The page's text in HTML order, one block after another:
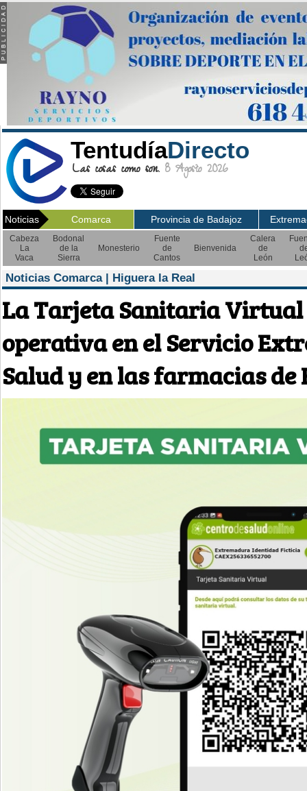
TentudíaDirecto
Las cosas como son. 8 Agosto 2026
Noticias Comarca Provincia de Badajoz
Cabeza
La
Vaca
Bodonal
de la
Sierra
Monesterio
Fuente
de
Cantos
Bienvenida
Calera
de
León
Noticias Comarca | Higuera la Real
La Tarjeta Sanitaria Virtual
operativa en el Servicio
Salud y en las farmacias